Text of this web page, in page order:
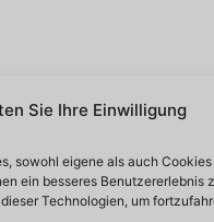
Sie Ihre Einwilligung
sowohl eigene als auch
ein besseres Benutzererlebnis
Technologien, um